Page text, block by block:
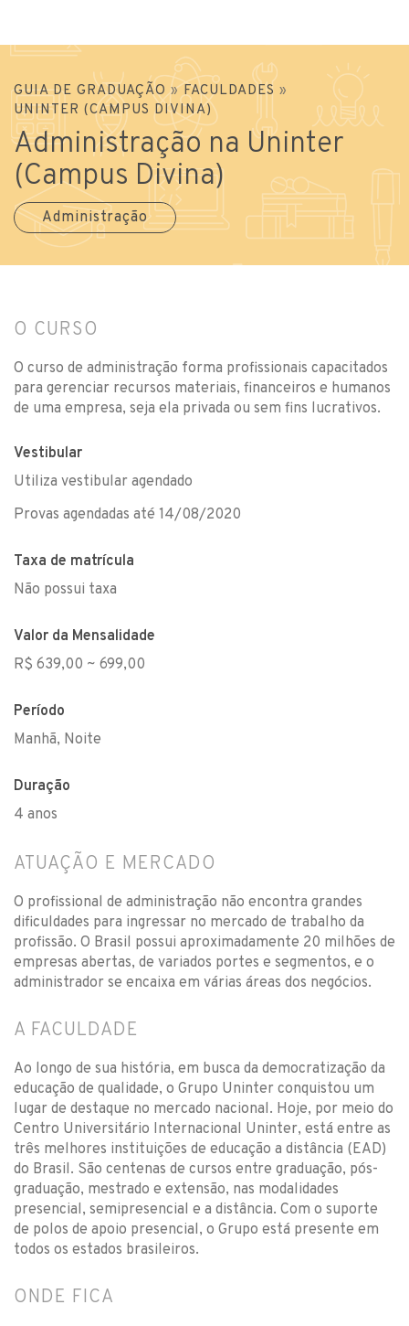
GUIA DE GRADUAÇÃO»FACULDADES »
UNINTER (CAMPUS DIVINA)
Administração na Uninter
(Campus Divina)
Administração
O CURSO
O curso de administração forma profissionais capacitados
para gerenciar recursos materiais, financeiros e humanos
de uma empresa, seja ela privada ou sem fins lucrativos.
Vestibular
Utiliza vestibular agendado
Provas agendadas até 14/08/2020
Taxa de matrícula
Não possui taxa
Valor da Mensalidade
R$ 639,00 ~ 699,00
Período
Manhã, Noite
Duração
4 anos
ATUAÇÃO E MERCADO
O profissional de administração não encontra grandes
dificuldades para ingressar no mercado de trabalho da
profissão. O Brasil possui aproximadamente 20 milhões de
empresas abertas, de variados portes e segmentos, e o
administrador se encaixa em várias áreas dos negócios.
A FACULDADE
Ao longo de sua história, em busca da democratização da
educação de qualidade, o Grupo Uninter conquistou um
lugar de destaque no mercado nacional. Hoje, por meio do
Centro Universitário Internacional Uninter, está entre as
três melhores instituições de educação a distância (EAD)
do Brasil. São centenas de cursos entre graduação, pós-
graduação, mestrado e extensão, nas modalidades
presencial, semipresencial e a distância. Com o suporte
de polos de apoio presencial, o Grupo está presente em
todos os estados brasileiros.
ONDE FICA